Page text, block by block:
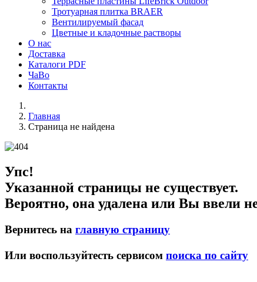
Тротуарная плитка BRAER
Вентилируемый фасад
Цветные и кладочные растворы
О нас
Доставка
Каталоги PDF
ЧаВо
Контакты
Главная
Страница не найдена
Упс!
Указанной страницы не существует.
Вероятно, она удалена или Вы ввели
Вернитесь на главную страницу
Или воспользуйтесть сервисом поиска по сайту